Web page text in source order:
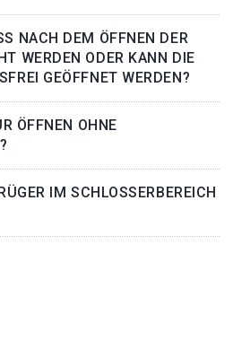
NACH DEM ÖFFNEN DER
WERDEN ODER KANN DIE
GEÖFFNET WERDEN?
ÖFFNEN OHNE
IM SCHLOSSERBEREICH